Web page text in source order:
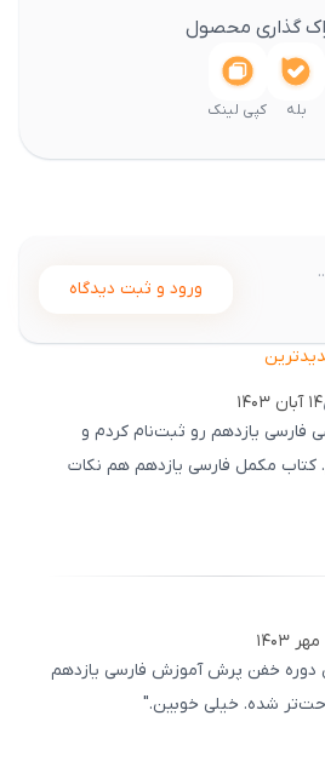
گذاری محصول
بله کپی لینک
ورود و ثبت دیدگاه
۱۴ آبان ۱۴۰۳
فارسی یازدهم رو ثبت‌نام کردم و
کتاب مکمل فارسی یازدهم هم نکات
دوره خفن پرش آموزش فارسی یازدهم
شده. خیلی خوبین."